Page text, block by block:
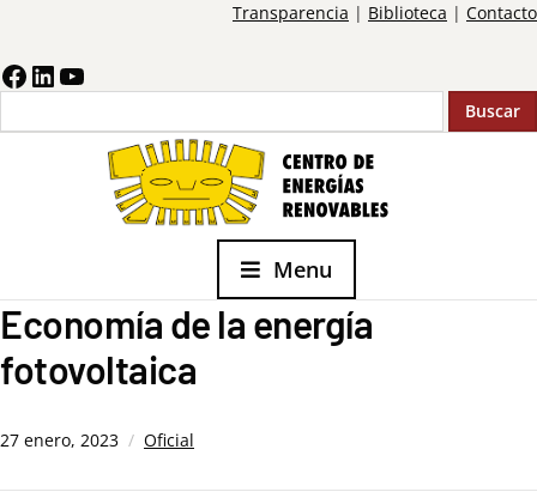
Transparencia | Biblioteca | Contacto
Buscar
Menu
Economía de la energía
fotovoltaica
27 enero, 2023 Oficial